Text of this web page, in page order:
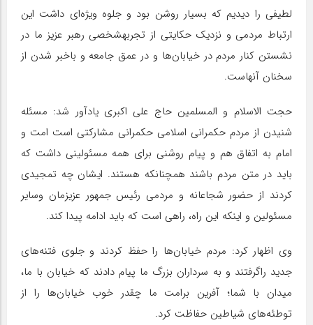
لطیفی را دیدیم که بسیار روشن بود و جلوه ویژه‌ای داشت این
ارتباط مردمی و نزدیک حکایتی از تجربهشخصی رهبر عزیز ما در
نشستن کنار مردم در خیابان‌ها و در عمق جامعه و باخبر شدن از
سخنان آنهاست.
حجت الاسلام و المسلمین حاج علی اکبری یادآور شد: مسئله
شنیدن از مردم حکمرانی اسلامی حکمرانی مشارکتی است امت و
امام به اتفاق هم و پیام روشنی برای همه مسئولینی داشت که
باید در متن مردم باشند همچنانکه هستند. ایشان چه تمجیدی
کردند از حضور شجاعانه و مردمی رئیس جمهور عزیزمان وسایر
مسئولین و اینکه این راه، راهی است که باید ادامه پیدا کند.
وی اظهار کرد: مردم خیابان‌ها را حفظ کردند و جلوی فتنه‌های
جدید راگرفتند و به سرداران بزرگ ما پیام دادند که خیابان با ما،
میدان با شما؛ آفرین برامت ما چقدر خوب خیابان‌ها را از
توطئه‌های شیاطین حفاظت کرد.